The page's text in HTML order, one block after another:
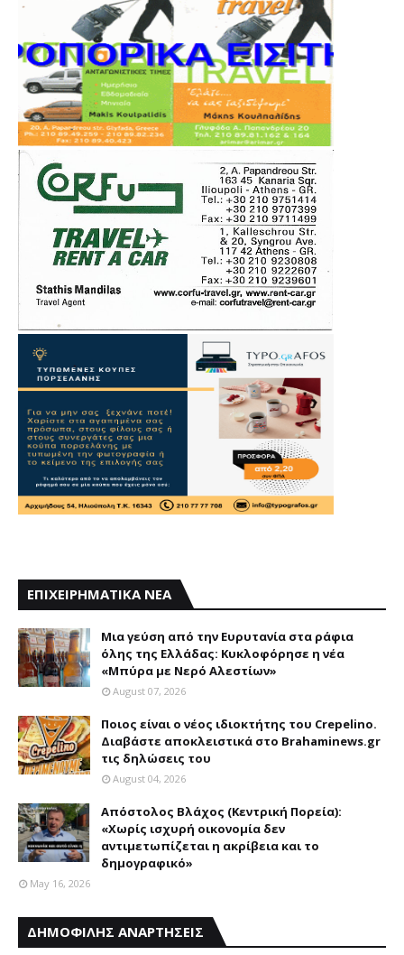
ΕΠΙΧΕΙΡΗΜΑΤΙΚΑ ΝΕΑ
Mια γεύση από την Eυρυτανία στα ράφια
όλης της Ελλάδας: Κυκλοφόρησε η νέα
«Μπύρα με Nερό Aλεστίων»
August 07, 2026
Ποιος είναι ο νέος ιδιοκτήτης του Crepelino.
Διαβάστε αποκλειστικά στο Brahaminews.gr
τις δηλώσεις του
August 04, 2026
Απόστολος Βλάχος (Κεντρική Πορεία):
«Χωρίς ισχυρή οικονομία δεν
αντιμετωπίζεται η ακρίβεια και το
δημογραφικό»
May 16, 2026
ΔΗΜΟΦΙΛΗΣ ΑΝΑΡΤΗΣΕΙΣ